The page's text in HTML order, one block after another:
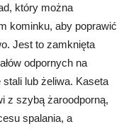
który można
kominku, aby poprawić
Jest to zamknięta
odpornych na
lub żeliwa. Kaseta
z szybą żaroodporną,
spalania, a